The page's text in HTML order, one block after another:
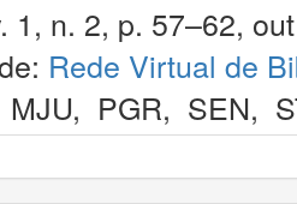
1, n. 2, p. 57–62,
Rede Virtual de
MJU, PGR, SEN,